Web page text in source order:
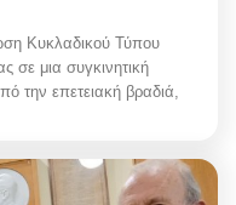
Κυκλαδικού Τύπου
σε μια συγκινητική
την επετειακή βραδιά,